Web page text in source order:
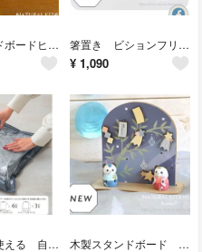
木製スタンドボードヒマワリ畑 ナチュラルキッチン ビジョンフリーぜ 犬 箸置き 箸置き ビションフリーゼ 4点 ナチュラルキッチン 犬 置物 オブジェ
¥ 1,090
掃除機でも使える 自動圧縮バッグ 3枚 スリーコインズ 旅行 3coins 木製スタンドボード 七夕 パンダ ナチュラルキッチン 置物 飾り オブジェ